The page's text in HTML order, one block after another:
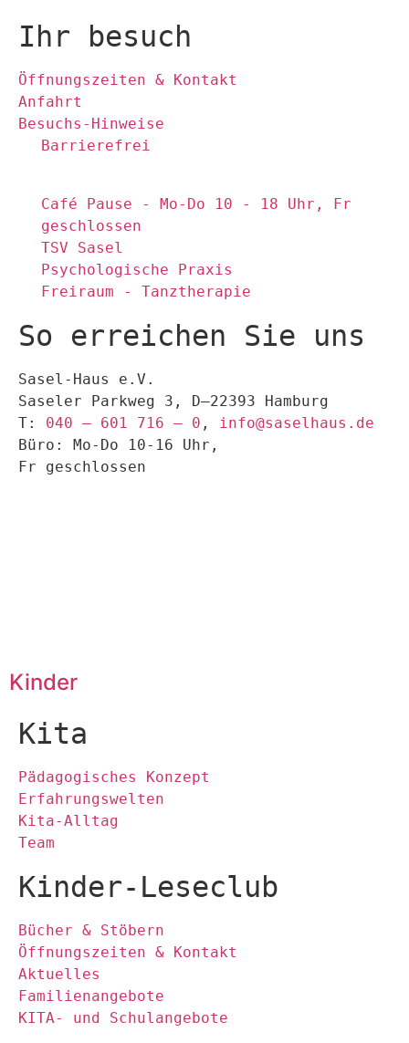
Ihr besuch
Öffnungszeiten & Kontakt
Anfahrt
Besuchs-Hinweise
Barrierefrei
Café Pause - Mo-Do 10 - 18 Uhr, Fr
geschlossen
TSV Sasel
Psychologische Praxis
Freiraum - Tanztherapie
So erreichen Sie uns
Sasel-Haus e.V.
Saseler Parkweg 3, D–22393 Hamburg
T: 040 – 601 716 – 0 , info@saselhaus.de
Büro: Mo-Do 10-16 Uhr,
Fr geschlossen
Kinder
Kita
Pädagogisches Konzept
Erfahrungswelten
Kita-Alltag
Team
Kinder-Leseclub
Bücher & Stöbern
Öffnungszeiten & Kontakt
Aktuelles
Familienangebote
KITA- und Schulangebote